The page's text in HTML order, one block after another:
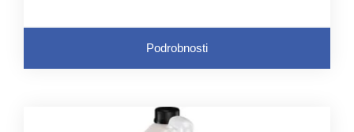
Podrobnosti